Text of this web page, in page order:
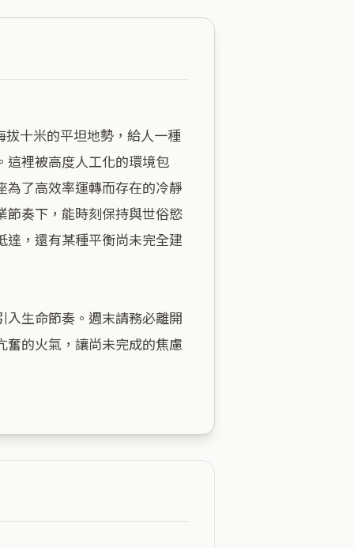
這裡被高度人工化的環境包
為了高效率運轉而存在的冷靜
節奏下，能時刻保持與世俗慾
達，還有某種平衡尚未完全建
生命節奏。週末請務必離開
的火氣，讓尚未完成的焦慮